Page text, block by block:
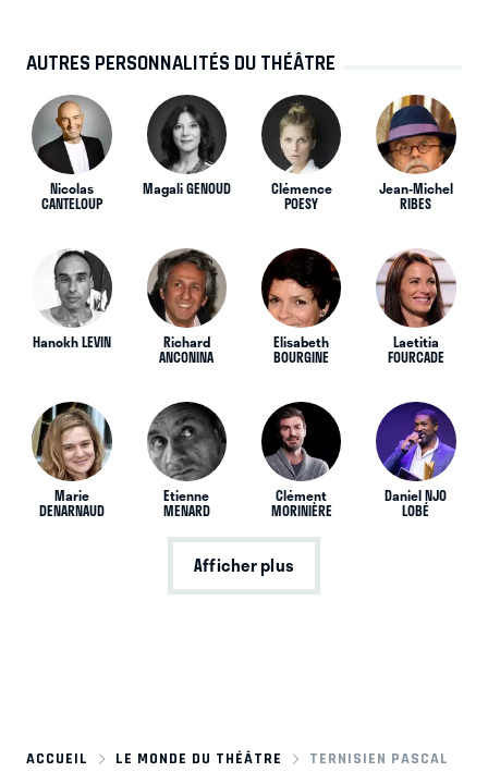
AUTRES PERSONNALITÉS DU THÉÂTRE
Nicolas
CANTELOUP
Magali GENOUD Clémence
POESY
Jean-Michel
RIBES
Hanokh LEVIN Richard
ANCONINA
Elisabeth
BOURGINE
Laetitia
FOURCADE
Marie
DENARNAUD
Etienne
MENARD
Clément
MORINIÈRE
Daniel NJO
LOBÉ
Afficher plus
ACCUEIL LE MONDE DU THÉÂTRE TERNISIEN PASCAL